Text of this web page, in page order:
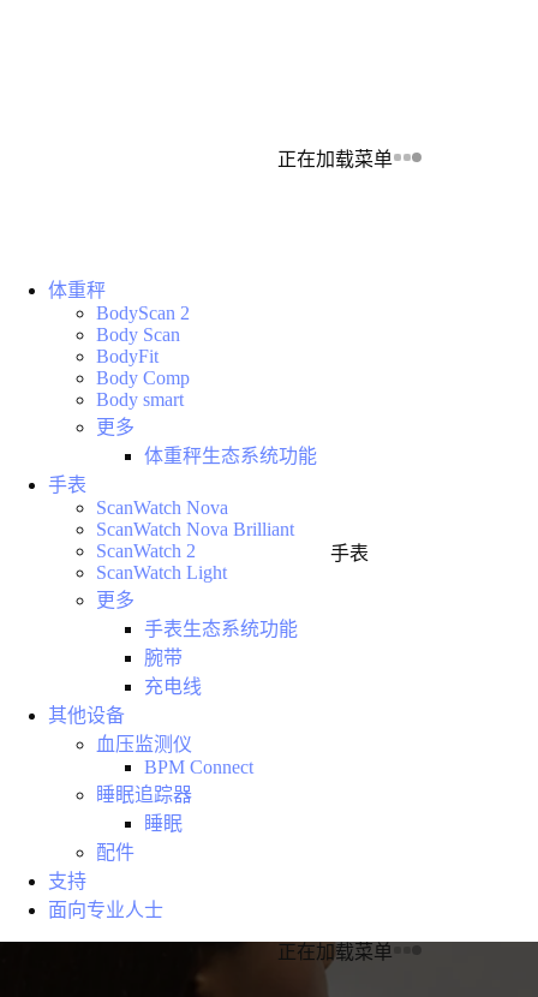
正在加载菜单
手表
正在加载菜单
体重秤
BodyScan 2
Body Scan
BodyFit
Body Comp
Body smart
更多
体重秤生态系统功能
手表
ScanWatch Nova
ScanWatch Nova Brilliant
ScanWatch 2
ScanWatch Light
更多
手表生态系统功能
腕带
充电线
其他设备
血压监测仪
BPM Connect
睡眠追踪器
睡眠
配件
支持
面向专业人士